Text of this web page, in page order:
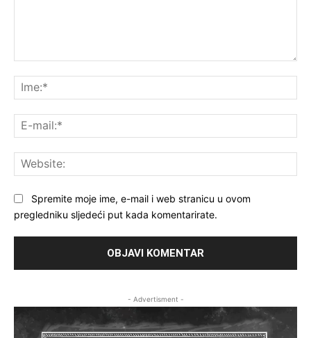
Spremite moje ime, e-mail i web stranicu u ovom
pregledniku sljedeći put kada komentarirate.
- Advertisment -